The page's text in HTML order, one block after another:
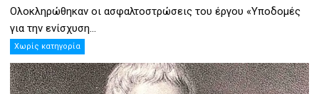
Ολοκληρώθηκαν οι ασφαλτοστρώσεις του έργου «Υποδομές
για την ενίσχυση...
Χωρίς κατηγορία